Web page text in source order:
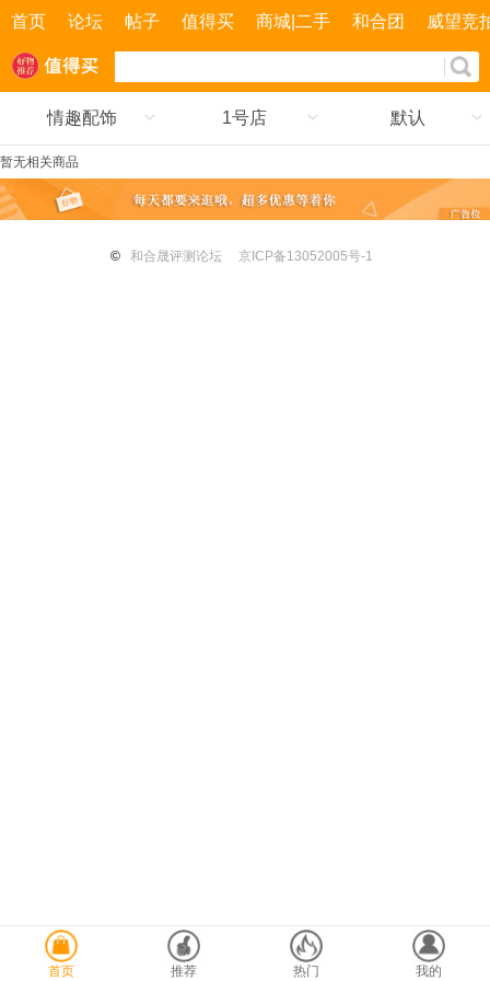
首页 论坛 帖子 值得买 商城|二手 和合团 威望竞
情趣配饰 1号店 默认
暂无相关商品
首页 推荐 热门 我的
© 和合晟评测论坛 京ICP备13052005号-1